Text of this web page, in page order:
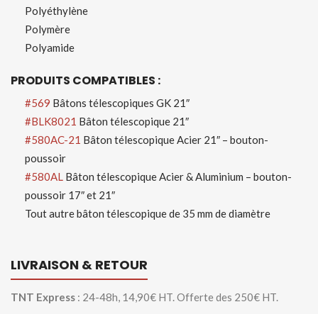
Polyéthylène
Polymère
Polyamide
PRODUITS COMPATIBLES :
#569 Bâtons télescopiques GK 21″
#BLK8021 Bâton télescopique 21″
#580AC-21 Bâton télescopique Acier 21″ – bouton-
poussoir
#580AL Bâton télescopique Acier & Aluminium – bouton-
poussoir 17″ et 21″
Tout autre bâton télescopique de 35 mm de diamètre
LIVRAISON & RETOUR
TNT Express : 24-48h, 14,90€ HT. Offerte des 250€ HT.